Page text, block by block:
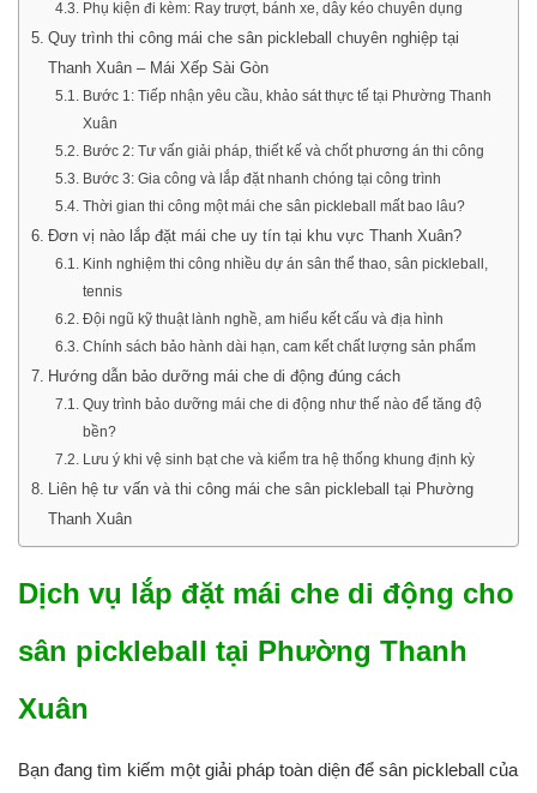
Phụ kiện đi kèm: Ray trượt, bánh xe, dây kéo chuyên dụng
Quy trình thi công mái che sân pickleball chuyên nghiệp tại
Thanh Xuân – Mái Xếp Sài Gòn
Bước 1: Tiếp nhận yêu cầu, khảo sát thực tế tại Phường Thanh
Xuân
Bước 2: Tư vấn giải pháp, thiết kế và chốt phương án thi công
Bước 3: Gia công và lắp đặt nhanh chóng tại công trình
Thời gian thi công một mái che sân pickleball mất bao lâu?
Đơn vị nào lắp đặt mái che uy tín tại khu vực Thanh Xuân?
Kinh nghiệm thi công nhiều dự án sân thể thao, sân pickleball,
tennis
Đội ngũ kỹ thuật lành nghề, am hiểu kết cấu và địa hình
Chính sách bảo hành dài hạn, cam kết chất lượng sản phẩm
Hướng dẫn bảo dưỡng mái che di động đúng cách
Quy trình bảo dưỡng mái che di động như thế nào để tăng độ
bền?
Lưu ý khi vệ sinh bạt che và kiểm tra hệ thống khung định kỳ
Liên hệ tư vấn và thi công mái che sân pickleball tại Phường
Thanh Xuân
Dịch vụ lắp đặt mái che di động cho
sân pickleball tại Phường Thanh
Xuân
Bạn đang tìm kiếm một giải pháp toàn diện để sân pickleball của